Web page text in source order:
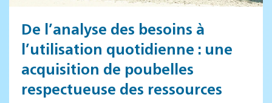
De l’analyse des besoins à
l’utilisation quotidienne : une
acquisition de poubelles
respectueuse des ressources